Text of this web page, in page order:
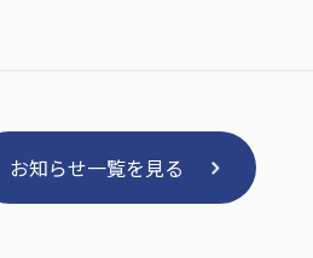
お知らせ一覧を見る